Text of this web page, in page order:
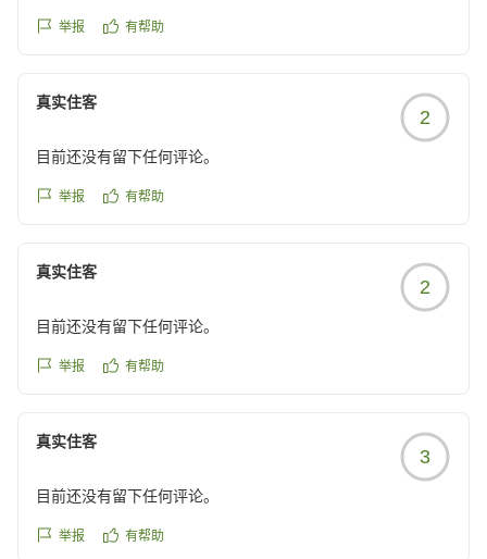
举报 有帮助
真实住客
2
目前还没有留下任何评论。
举报 有帮助
真实住客
2
目前还没有留下任何评论。
举报 有帮助
真实住客
3
目前还没有留下任何评论。
举报 有帮助